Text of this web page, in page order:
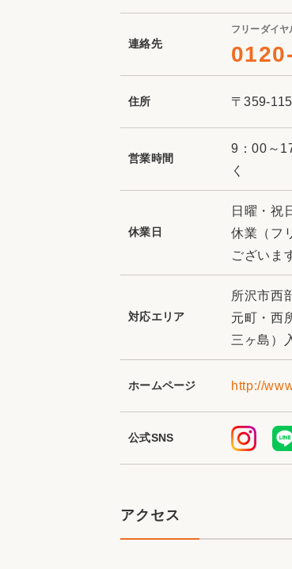
連絡先
フリーダイヤ
住所 〒359-
営業時間
9：00～
く
休業日
日曜・祝
休業（フ
ございま
対応エリア
所沢市西
元町・西
三ヶ島）
ホームページ http://
公式SNS
アクセス